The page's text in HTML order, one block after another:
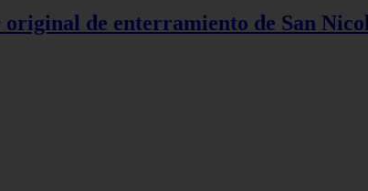
de enterramiento de San